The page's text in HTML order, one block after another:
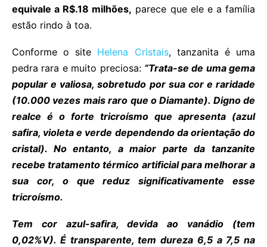
equivale a R$.18 milhões, parece que ele e a família
estão rindo à toa.
Conforme o site Helena Cristais, tanzanita é uma
pedra rara e muito preciosa: “Trata-se de uma gema
popular e valiosa, sobretudo por sua cor e raridade
(10.000 vezes mais raro que o Diamante). Digno de
realce é o forte tricroísmo que apresenta (azul
safira, violeta e verde dependendo da orientação do
cristal). No entanto, a maior parte da tanzanite
recebe tratamento térmico artificial para melhorar a
sua cor, o que reduz significativamente esse
tricroísmo.
Tem cor azul-safira, devida ao vanádio (tem
0,02%V). É transparente, tem dureza 6,5 a 7,5 na